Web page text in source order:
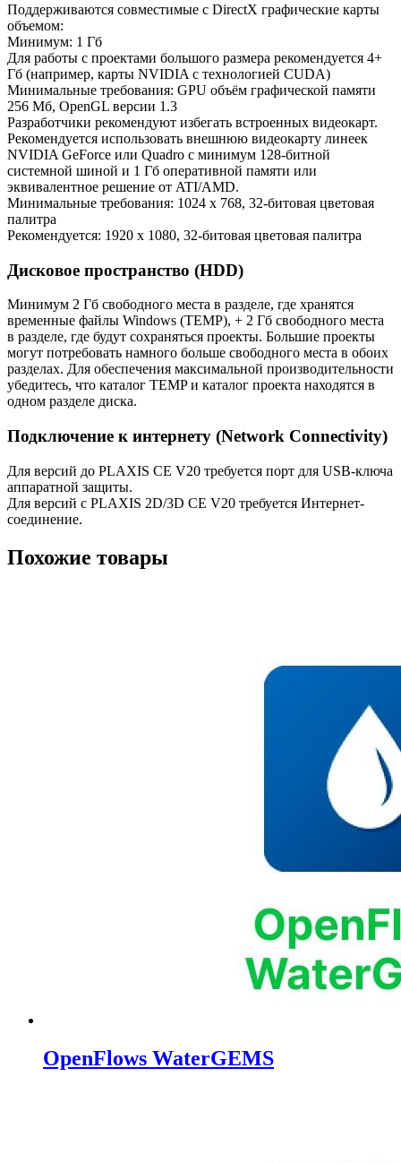
Поддерживаются совместимые с DirectX графические карты
объемом:
Минимум: 1 Гб
Для работы с проектами большого размера рекомендуется 4+
Гб (например, карты NVIDIA с технологией CUDA)
Минимальные требования: GPU объём графической памяти
256 Мб, OpenGL версии 1.3
Разработчики рекомендуют избегать встроенных видеокарт.
Рекомендуется использовать внешнюю видеокарту линеек
NVIDIA GeForce или Quadro с минимум 128-битной
системной шиной и 1 Гб оперативной памяти или
эквивалентное решение от ATI/AMD.
Минимальные требования: 1024 x 768, 32-битовая цветовая
палитра
Рекомендуется: 1920 x 1080, 32-битовая цветовая палитра
Дисковое пространство (HDD)
Минимум 2 Гб свободного места в разделе, где хранятся
временные файлы Windows (TEMP), + 2 Гб свободного места
в разделе, где будут сохраняться проекты. Большие проекты
могут потребовать намного больше свободного места в обоих
разделах. Для обеспечения максимальной производительности
убедитесь, что каталог TEMP и каталог проекта находятся в
одном разделе диска.
Подключение к интернету (Network Connectivity)
Для версий до PLAXIS CE V20 требуется порт для USB-ключа
аппаратной защиты.
Для версий с PLAXIS 2D/3D CE V20 требуется Интернет-
соединение.
Похожие товары
OpenFlows WaterGEMS